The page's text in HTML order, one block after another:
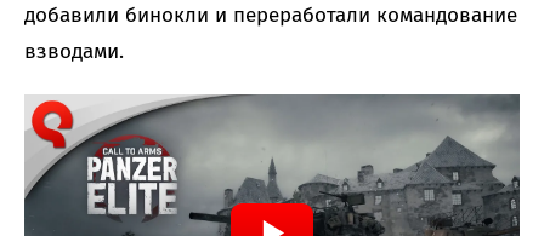
добавили бинокли и переработали командование
взводами.